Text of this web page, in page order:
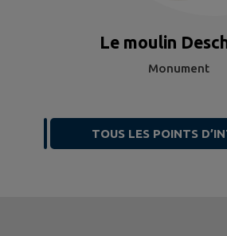
Le moulin
Monument
TOUS LES POINTS